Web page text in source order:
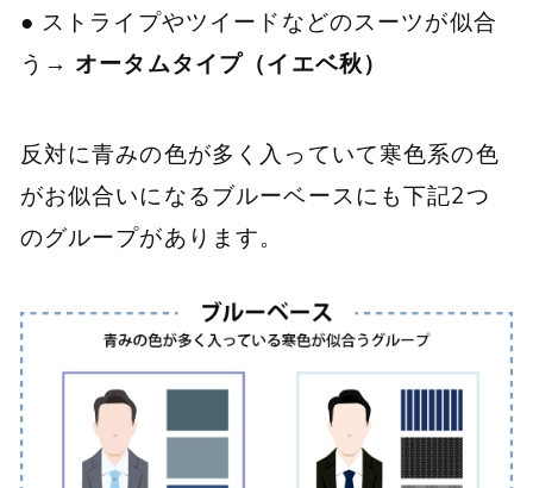
● ストライプやツイードなどのスーツが似合
う→ オータムタイプ（イエベ秋）
反対に青みの色が多く入っていて寒色系の色
がお似合いになるブルーベースにも下記2つ
のグループがあります。